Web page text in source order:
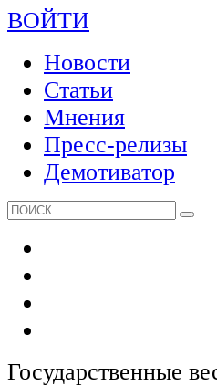
ВОЙТИ
Новости
Статьи
Мнения
Пресс-релизы
Демотиватор
Государственные